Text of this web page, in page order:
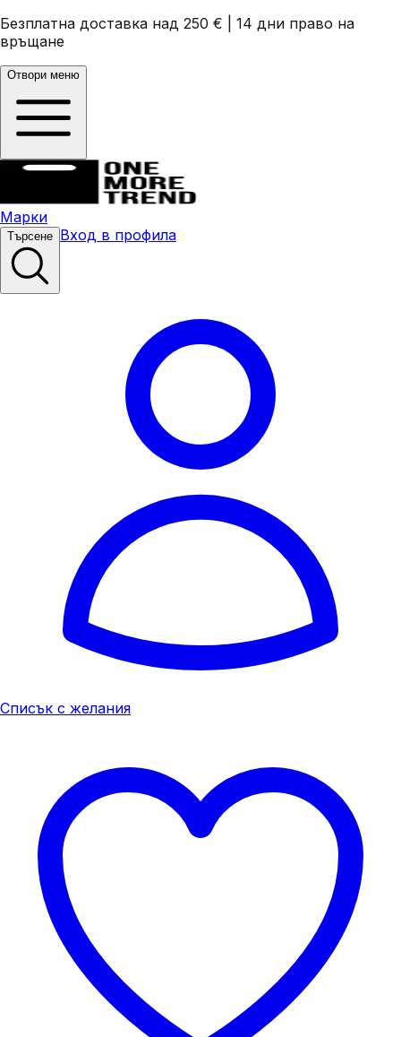
Безплатна доставка над 250 €
14 дни право на
връщане
Отвори меню
Марки
Търсене Вход в профила
Списък с желания